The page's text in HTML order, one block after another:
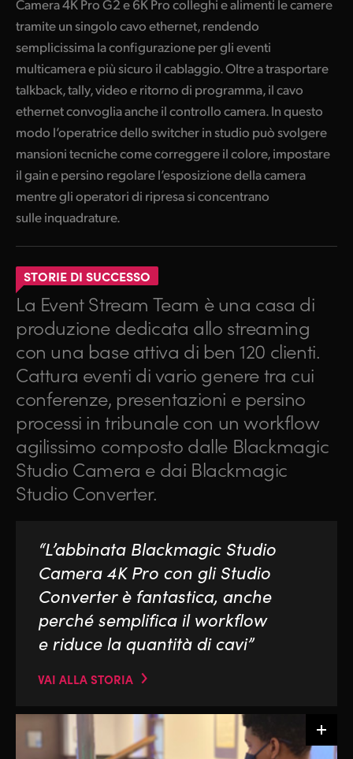
Camera 4K Pro G2 e 6K Pro colleghi e alimenti le camere
tramite un singolo cavo ethernet, rendendo
semplicissima la configurazione per gli eventi
multicamera e più sicuro il cablaggio. Oltre a trasportare
talkback, tally, video e ritorno di programma, il cavo
ethernet convoglia anche il controllo camera. In questo
modo l’operatrice dello switcher in studio può svolgere
mansioni tecniche come correggere il colore, impostare
il gain e persino regolare l’esposizione della camera
mentre gli operatori di ripresa si concentrano
sulle inquadrature.
STORIE DI SUCCESSO
La Event Stream Team è una casa di
produzione dedicata allo streaming
con una base attiva di ben 120 clienti.
Cattura eventi di vario genere tra cui
conferenze, presentazioni e persino
processi in tribunale con un workflow
agilissimo composto dalle Blackmagic
Studio Camera e dai Blackmagic
Studio Converter.
“L’abbinata Blackmagic Studio
Camera 4K Pro con gli Studio
Converter è fantastica, anche
perché semplifica il workflow
e riduce la quantità di cavi”
VAI ALLA STORIA